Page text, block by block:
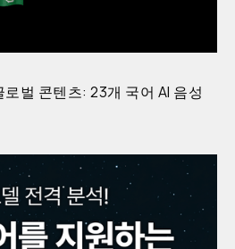
벌 콘텐츠: 23개 국어 AI 음성